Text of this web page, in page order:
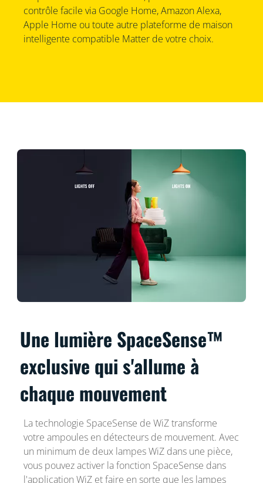
contrôle facile via Google Home, Amazon Alexa,
Apple Home ou toute autre plateforme de maison
intelligente compatible Matter de votre choix.
Une lumière SpaceSense™
exclusive qui s'allume à
chaque mouvement
La technologie SpaceSense de WiZ transforme
votre ampoules en détecteurs de mouvement. Avec
un minimum de deux lampes WiZ dans une pièce,
vous pouvez activer la fonction SpaceSense dans
l'application WiZ et faire en sorte que les lampes